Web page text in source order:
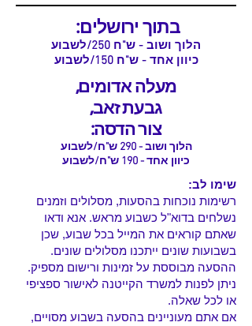
בתוך ירושלים:
הלוך ושוב - ש"ח
כיוון אחד - ש"ח 150/לשבוע
מעלה אדומים,
גבעת זאב,
צור הדסה:
הלוך ושוב -290 ש"ח/לשבוע
כיוון אחד - 190 ש"ח/לשבוע
שימו לב:
רשימות נוכחות בהסעות, מסלולים וזמנים
נשלחים בדוא"ל כשבוע מראש. אנא ודאו
שאתם קוראים את המייל בכל שבוע, שכן
בשבועות שונים ייתכנו מסלולים שונים.
ההסעה מבוססת על זמינות ורישום מספיק.
ניתן לפנות למשרד הקייטנה לאישור ספציפי
או לכל שאלה.
אם אתם מעוניינים בהסעה בשבוע מסויים,